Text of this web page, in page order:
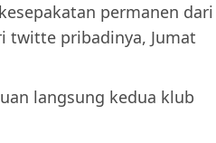
permanen dari
twitte pribadinya, Jumat
langsung kedua klub